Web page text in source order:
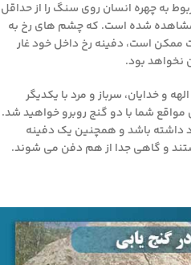
به چهره انسان روی سنگ را از حداقل
گاهی مشاهده شده است. که چشم های رخ به
ممکن است، دفینه رخ داخل خود غار
نخواهد بود.
و خدایان، سرباز و مرد با یکدیگر
مواقع شما با دو گنج روبرو خواهید شد.
داشته باشد و همچنین یک دفینه
و گاهی جدا از هم دفن می شوند.